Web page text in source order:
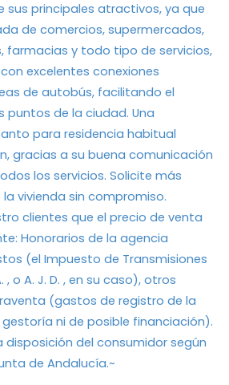
sus principales atractivos, ya que
de comercios, supermercados,
farmacias y todo tipo de servicios,
excelentes conexiones
de autobús, facilitando el
puntos de la ciudad. Una
para residencia habitual
gracias a su buena comunicación
los servicios. Solicite más
vivienda sin compromiso.
clientes que el precio de venta
Honorarios de la agencia
(el Impuesto de Transmisiones
, o A. J. D. , en su caso), otros
(gastos de registro de la
ni de posible financiación).
disposición del consumidor según
de Andalucía.~